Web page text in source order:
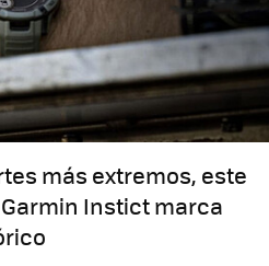
más extremos, este
Instict marca